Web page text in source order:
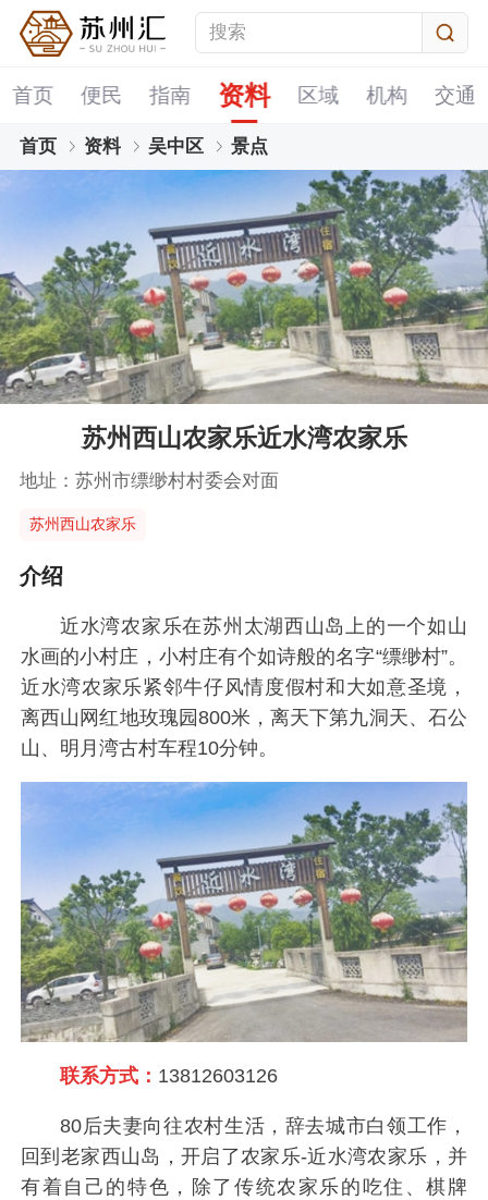
首页 便民 指南 资料 区域 机构 交通
首页 资料 吴中区 景点
苏州西山农家乐近水湾农家乐
地址：苏州市缥缈村村委会对面
苏州西山农家乐
介绍
近水湾农家乐在苏州太湖西山岛上的一个如山
水画的小村庄，小村庄有个如诗般的名字“缥缈村”。
近水湾农家乐紧邻牛仔风情度假村和大如意圣境，
离西山网红地玫瑰园800米，离天下第九洞天、石公
山、明月湾古村车程10分钟。
联系方式： 13812603126
80后夫妻向往农村生活，辞去城市白领工作，
回到老家西山岛，开启了农家乐-近水湾农家乐，并
有着自己的特色，除了传统农家乐的吃住、棋牌